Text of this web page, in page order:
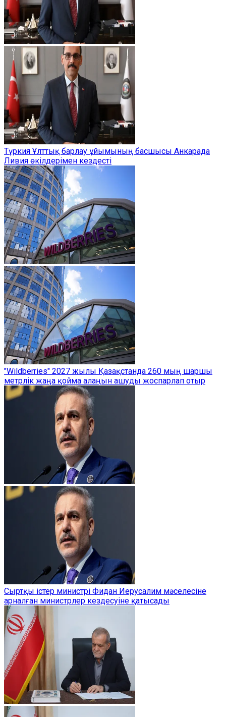
Түркия Ұлттық барлау ұйымының басшысы Анкарада
Ливия өкілдерімен кездесті
"Wildberries" 2027 жылы Қазақстанда 260 мың шаршы
метрлік жаңа қойма алаңын ашуды жоспарлап отыр
Сыртқы істер министрі Фидан Иерусалим мәселесіне
арналған министрлер кездесуіне қатысады